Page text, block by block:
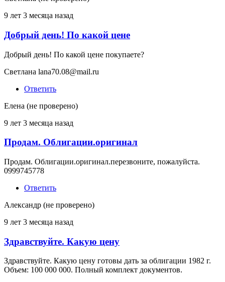
проверено)
9 лет 3 месяца назад
Ответ
Куплю
Облигации
от
Гарант
проверено)
Добрый день! По какой цене
Добрый день! По какой цене покупаете?
Светлана lana70.08@mail.ru
Ответить
Елена (не проверено)
9 лет 3 месяца назад
Ответ
на
Куплю
Облигации
Гарант
(не
проверено)
Продам. Облигации.оригинал
Продам. Облигации.оригинал.перезвоните, пожалуйста.
0999745778
Ответить
Александр (не проверено)
9 лет 3 месяца назад
Ответ
на
Куплю
Облигации
Здравствуйте. Какую цену
Здравствуйте. Какую цену готовы дать за облигации 1982 г.
Объем: 100 000 000. Полный комплект документов.